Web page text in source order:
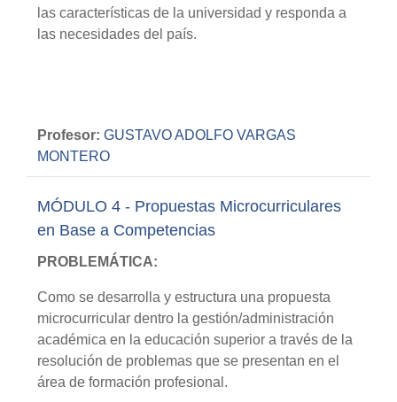
las características de la universidad y responda a
las necesidades del país.
Profesor: GUSTAVO ADOLFO VARGAS
MONTERO
MÓDULO 4 - Propuestas Microcurriculares
en Base a Competencias
PROBLEMÁTICA:
Como se desarrolla y estructura una propuesta
microcurricular dentro la gestión/administración
académica en la educación superior a través de la
resolución de problemas que se presentan en el
área de formación profesional.